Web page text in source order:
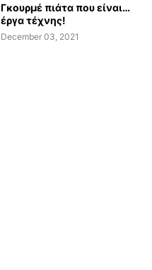
Γκουρμέ πιάτα που είναι…
έργα τέχνης!
December 03, 2021